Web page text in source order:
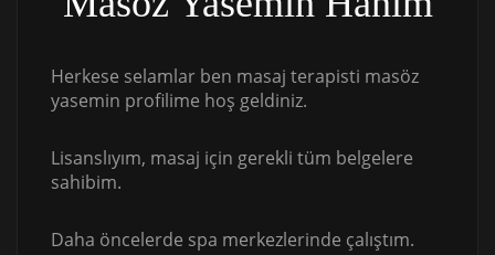
Herkese selamlar ben masaj terapisti masöz
yasemin profilime hoş geldiniz.
Lisanslıyım, masaj için gerekli tüm belgelere
sahibim.
Daha öncelerde spa merkezlerinde çalıştım.